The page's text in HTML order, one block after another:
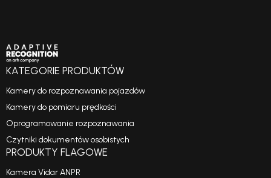
KATEGORIE PRODUKTÓW
Kamery do rozpoznawania pojazdów
Kamery do pomiaru prędkości
Oprogramowanie rozpoznawania
Czytniki dokumentów osobistych
PRODUKTY FLAGOWE
Kamera Vidar ANPR